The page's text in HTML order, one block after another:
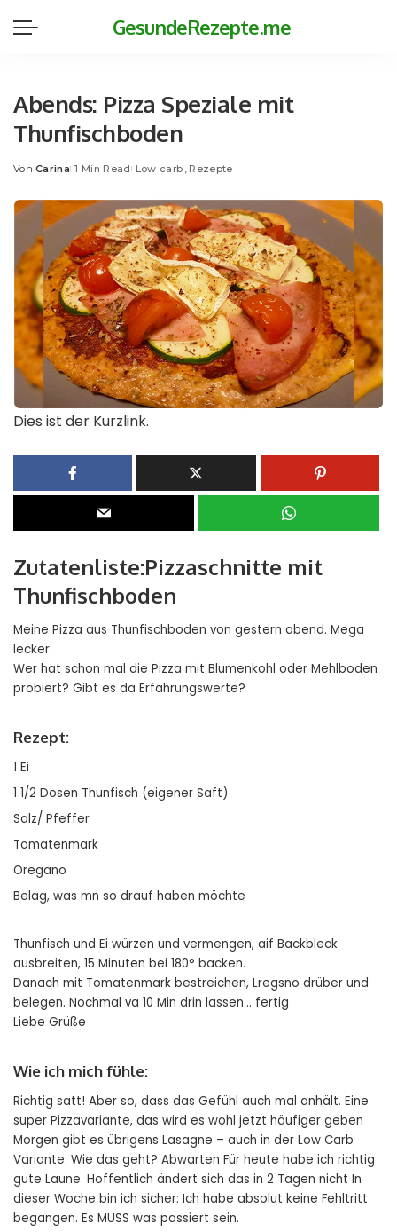
GesundeRezepte.me
Abends: Pizza Speziale mit
Thunfischboden
Posted
Von Carina 1 Min Read Low carb Rezepte
Dies ist der Kurzlink.
Zutatenliste:Pizzaschnitte mit
Thunfischboden
Meine Pizza aus Thunfischboden von gestern abend. Mega
lecker.
Wer hat schon mal die Pizza mit Blumenkohl oder Mehlboden
probiert? Gibt es da Erfahrungswerte?
Rezept:
1 Ei
1 1/2 Dosen Thunfisch (eigener Saft)
Salz/ Pfeffer
Tomatenmark
Oregano
Belag, was mn so drauf haben möchte
Thunfisch und Ei würzen und vermengen, aif Backbleck
ausbreiten, 15 Minuten bei 180° backen.
Danach mit Tomatenmark bestreichen, Lregsno drüber und
belegen. Nochmal va 10 Min drin lassen… fertig
Liebe Grüße
Wie ich mich fühle:
Richtig satt! Aber so, dass das Gefühl auch mal anhält. Eine
super Pizzavariante, das wird es wohl jetzt häufiger geben
Morgen gibt es übrigens Lasagne – auch in der Low Carb
Variante. Wie das geht? Abwarten Für heute habe ich richtig
gute Laune. Hoffentlich ändert sich das in 2 Tagen nicht In
dieser Woche bin ich sicher: Ich habe absolut keine Fehltritt
begangen. Es MUSS was passiert sein.